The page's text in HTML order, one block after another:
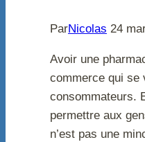
ParNicolas 24
Avoir une
commerce qui se
consommateurs.
permettre aux
n’est pas une